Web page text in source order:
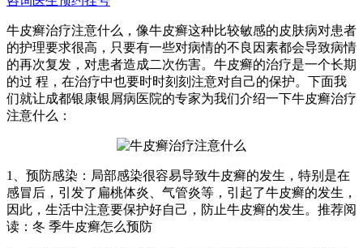
牛皮癣治疗注意什么，像牛皮癣这种比较敏感的皮肤病对患者
的护理要求很高，只要有一些对病情的不良因素都会导致病情
的再次复发，对患者造成二次伤害。牛皮癣的治疗是一个长期
的过 程，在治疗中也要时时刻刻注意对自己的保护。下面我
们就让成都银康银屑病医院的专家为我们介绍一下牛皮癣治疗
注意什么：
1、预防感染：局部感染很容易导致牛皮癣的发生，特别是在
感冒后，引发了扁桃体炎、气管炎等，引起了牛皮癣的发生，
因此，生活中注意要保护好自己，防止牛皮癣的发生。推荐阅
读：冬 季牛皮癣怎么预防